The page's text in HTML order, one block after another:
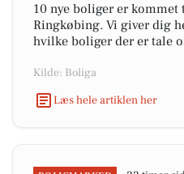
10 nye boliger er kommet
Ringkøbing. Vi giver dig
hvilke boliger der er tale
Kilde: Boliga
Læs hele artiklen her